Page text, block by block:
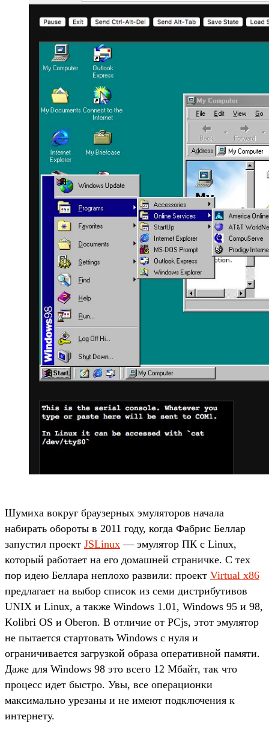
Шумиха вокруг браузерных эмуляторов начала
набирать обороты в 2011 году, когда Фабрис Беллар
запустил проект JSLinux — эмулятор ПК с Linux,
который работает на его домашней страничке. С тех
пор идею Беллара неплохо развили: проект Virtual x86
предлагает на выбор список из семи дистрибутивов
UNIX и Linux, а также Windows 1.01, Windows 95 и 98,
Kolibri OS и Oberon. В отличие от PCjs, этот эмулятор
не пытается стартовать Windows с нуля и
ограничивается загрузкой образа оперативной памяти.
Даже для Windows 98 это всего 12 Мбайт, так что
процесс идет быстро. Увы, все операционки
максимально урезаны и не имеют подключения к
интернету.